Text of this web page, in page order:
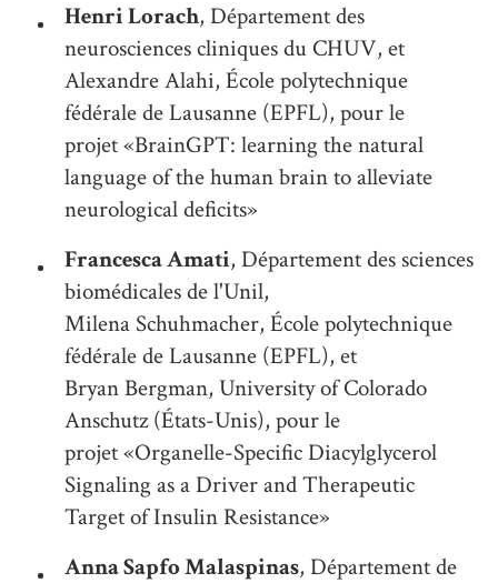
Henri Lorach, Département des
neurosciences cliniques du CHUV, et
Alexandre Alahi, École polytechnique
fédérale de Lausanne (EPFL), pour le
projet «BrainGPT: learning the natural
language of the human brain to alleviate
neurological deficits»
Francesca Amati, Département des sciences
biomédicales de l'Unil,
Milena Schuhmacher, École polytechnique
fédérale de Lausanne (EPFL), et
Bryan Bergman, University of Colorado
Anschutz (États-Unis), pour le
projet «Organelle-Specific Diacylglycerol
Signaling as a Driver and Therapeutic
Target of Insulin Resistance»
Anna Sapfo Malaspinas, Département de